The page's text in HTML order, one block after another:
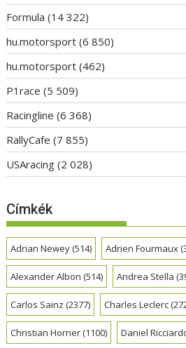
Formula (14 322)
hu.motorsport (6 850)
hu.motorsport (462)
P1race (5 509)
Racingline (6 368)
RallyCafe (7 855)
USAracing (2 028)
Címkék
Adrian Newey(514) Adrien Fourmaux
Alexander Albon (514) Andrea Stella
Carlos Sainz (2377) Charles Leclerc
Christian Horner(1100) Daniel